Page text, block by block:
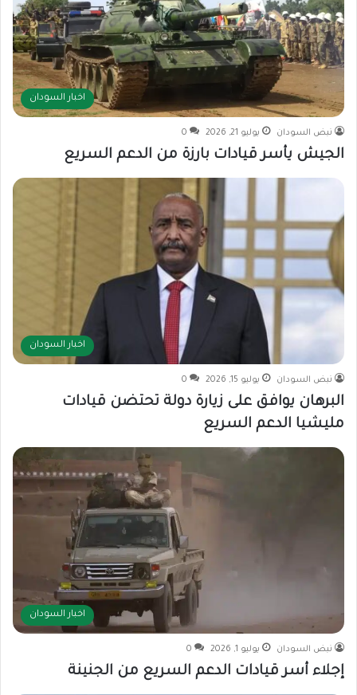
اخبار السودان
نبض السودان يوليو 21, 2026 0
الجيش يأسر قيادات بارزة من الدعم السريع
اخبار السودان
نبض السودان يوليو 15, 2026 0
البرهان يوافق على زيارة دولة تحتضن قيادات
مليشيا الدعم السريع
اخبار السودان
نبض السودان يوليو 1, 2026 0
إجلاء أسر قيادات الدعم السريع من الجنينة